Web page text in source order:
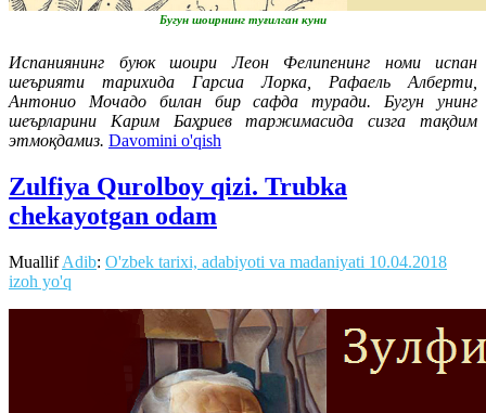
Бугун шоирнинг туғилган куни
Испаниянинг буюк шоири Леон Фелипенинг номи испан
шеърияти тарихида Гарсиа Лорка, Рафаель Алберти,
Антонио Мочадо билан бир сафда туради. Бугун унинг
шеърларини Карим Баҳриев таржимасида сизга тақдим
этмоқдамиз. Davomini o'qish
Zulfiya Qurolboy qizi. Trubka
chekayotgan odam
MuallifAdib: O'zbek tarixi, adabiyoti va madaniyati 10.04.2018
izoh yo'q